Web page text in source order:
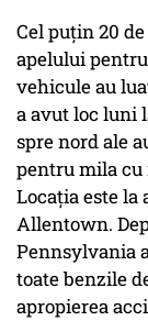
Cel puțin 20
apelului
vehicule au
a avut loc luni
spre nord ale
pentru mila cu
Locația este la
Allentown.
Pennsylvania
toate benzile
apropierea